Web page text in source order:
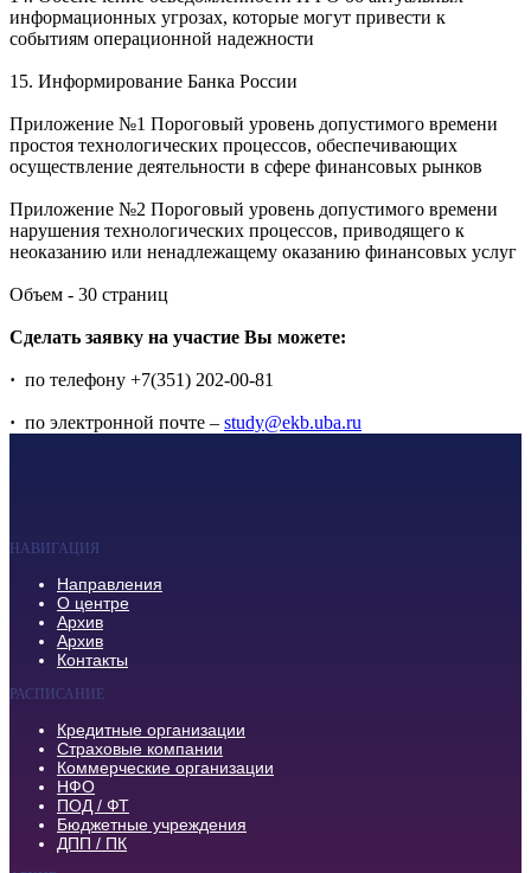
информационных угрозах, которые могут привести к
событиям операционной надежности
15. Информирование Банка России
Приложение №1 Пороговый уровень допустимого времени
простоя технологических процессов, обеспечивающих
осуществление деятельности в сфере финансовых рынков
Приложение №2 Пороговый уровень допустимого времени
нарушения технологических процессов, приводящего к
неоказанию или ненадлежащему оказанию финансовых услуг
Объем - 30 страниц
Сделать заявку на участие Вы можете:
· по телефону +7(351) 202-00-81
· по электронной почте – study@ekb.uba.ru
НАВИГАЦИЯ
Направления
О центре
Архив
Архив
Контакты
РАСПИСАНИЕ
Кредитные организации
Страховые компании
Коммерческие организации
НФО
ПОД / ФТ
Бюджетные учреждения
ДПП / ПК